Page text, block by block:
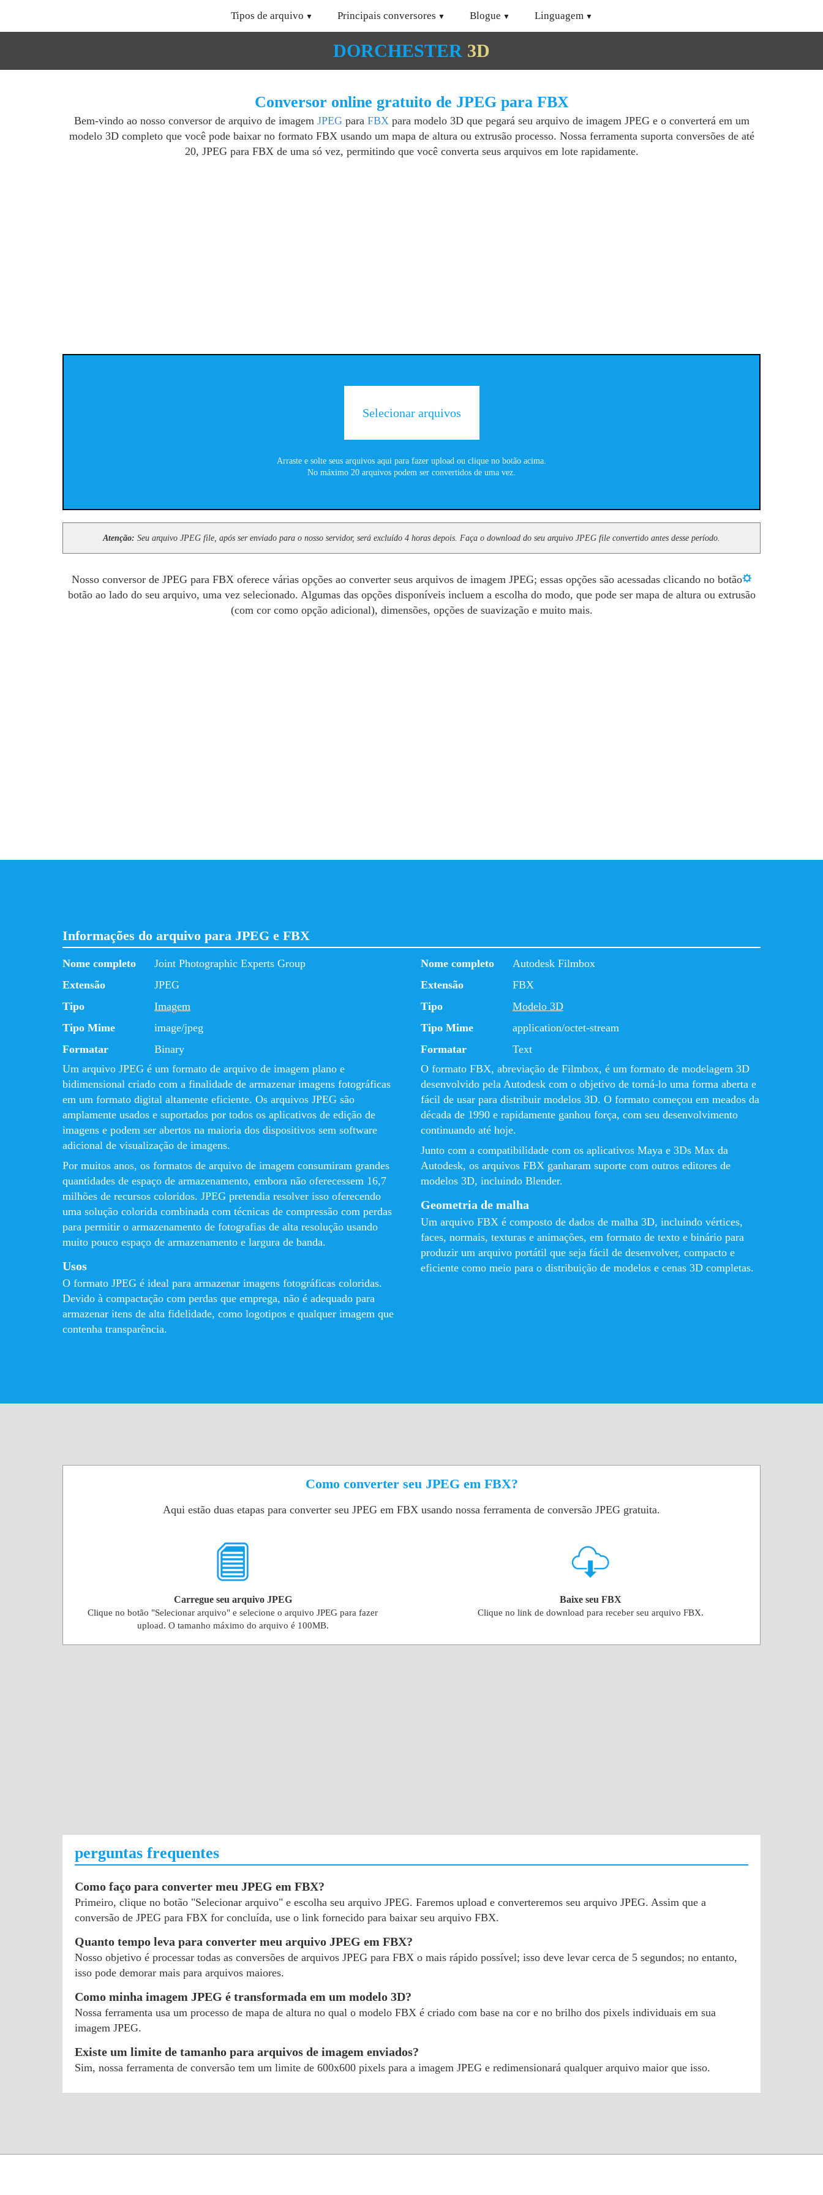
Tipos de arquivo Principais conversores Blogue Linguagem
DORCHESTER 3D
Conversor online gratuito de JPEG para FBX
Bem-vindo ao nosso conversor de arquivo de imagem JPEGpara FBXpara modelo 3D que pegará seu arquivo de imagem JPEG e o converterá em um
modelo 3D completo que você pode baixar no formato FBX usando um mapa de altura ou extrusão processo. Nossa ferramenta suporta conversões de até
20, JPEG para FBX de uma só vez, permitindo que você converta seus arquivos em lote rapidamente.
Selecionar arquivos
Arraste e solte seus arquivos aqui para fazer upload ou clique no botão acima.
No máximo 20 arquivos podem ser convertidos de uma vez.
Atenção: Seu arquivo JPEG file, após ser enviado para o nosso servidor, será excluído 4 horas depois. Faça o download do seu arquivo JPEG file convertido antes desse período.
Nosso conversor de JPEG para FBX oferece várias opções ao converter seus arquivos de imagem JPEG; essas opções são acessadas clicando no botão
botão ao lado do seu arquivo, uma vez selecionado. Algumas das opções disponíveis incluem a escolha do modo, que pode ser mapa de altura ou extrusão
(com cor como opção adicional), dimensões, opções de suavização e muito mais.
Informações do arquivo para JPEG e FBX
Nome completo
Joint Photographic Experts Group
Extensão
JPEG
Tipo
Imagem
Tipo Mime
image/jpeg
Formatar
Binary
Um arquivo JPEG é um formato de arquivo de imagem plano e
bidimensional criado com a finalidade de armazenar imagens fotográficas
em um formato digital altamente eficiente. Os arquivos JPEG são
amplamente usados ​​e suportados por todos os aplicativos de edição de
imagens e podem ser abertos na maioria dos dispositivos sem software
adicional de visualização de imagens.
Por muitos anos, os formatos de arquivo de imagem consumiram grandes
quantidades de espaço de armazenamento, embora não oferecessem 16,7
milhões de recursos coloridos. JPEG pretendia resolver isso oferecendo
uma solução colorida combinada com técnicas de compressão com perdas
para permitir o armazenamento de fotografias de alta resolução usando
muito pouco espaço de armazenamento e largura de banda.
Usos
O formato JPEG é ideal para armazenar imagens fotográficas coloridas.
Devido à compactação com perdas que emprega, não é adequado para
armazenar itens de alta fidelidade, como logotipos e qualquer imagem que
contenha transparência.
Nome completo
Autodesk Filmbox
Extensão
FBX
Tipo
Modelo 3D
Tipo Mime
application/octet-stream
Formatar
Text
O formato FBX, abreviação de Filmbox, é um formato de modelagem 3D
desenvolvido pela Autodesk com o objetivo de torná-lo uma forma aberta e
fácil de usar para distribuir modelos 3D. O formato começou em meados da
década de 1990 e rapidamente ganhou força, com seu desenvolvimento
continuando até hoje.
Junto com a compatibilidade com os aplicativos Maya e 3Ds Max da
Autodesk, os arquivos FBX ​​ganharam suporte com outros editores de
modelos 3D, incluindo Blender.
Geometria de malha
Um arquivo FBX ​​é composto de dados de malha 3D, incluindo vértices,
faces, normais, texturas e animações, em formato de texto e binário para
produzir um arquivo portátil que seja fácil de desenvolver, compacto e
eficiente como meio para o distribuição de modelos e cenas 3D completas.
Como converter seu JPEG em FBX?
Aqui estão duas etapas para converter seu JPEG em FBX usando nossa ferramenta de conversão JPEG gratuita.
Carregue seu arquivo JPEG
Clique no botão "Selecionar arquivo" e selecione o arquivo JPEG para fazer
upload. O tamanho máximo do arquivo é 100MB.
Baixe seu FBX
Clique no link de download para receber seu arquivo FBX.
perguntas frequentes
Como faço para converter meu JPEG em FBX?
Primeiro, clique no botão "Selecionar arquivo" e escolha seu arquivo JPEG. Faremos upload e converteremos seu arquivo JPEG. Assim que a
conversão de JPEG para FBX for concluída, use o link fornecido para baixar seu arquivo FBX.
Quanto tempo leva para converter meu arquivo JPEG em FBX?
Nosso objetivo é processar todas as conversões de arquivos JPEG para FBX o mais rápido possível; isso deve levar cerca de 5 segundos; no entanto,
isso pode demorar mais para arquivos maiores.
Como minha imagem JPEG é transformada em um modelo 3D?
Nossa ferramenta usa um processo de mapa de altura no qual o modelo FBX é criado com base na cor e no brilho dos pixels individuais em sua
imagem JPEG.
Existe um limite de tamanho para arquivos de imagem enviados?
Sim, nossa ferramenta de conversão tem um limite de 600x600 pixels para a imagem JPEG e redimensionará qualquer arquivo maior que isso.